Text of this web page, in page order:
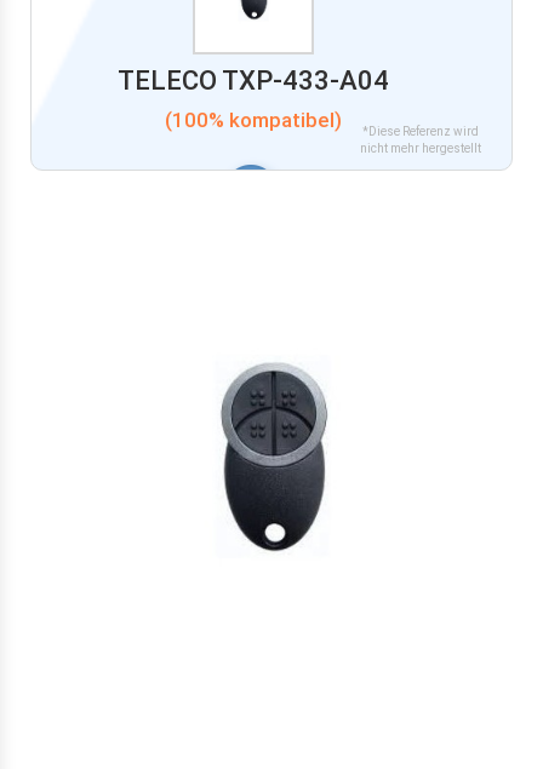
TELECO TXP-433-A04
(100% kompatibel)
*Diese Referenz wird
nicht mehr hergestellt